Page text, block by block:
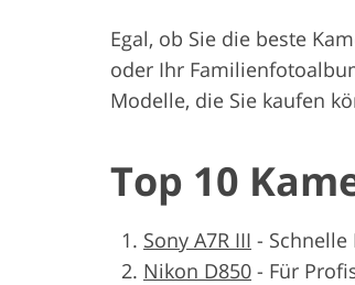
Egal, ob Sie die beste
oder Ihr
Modelle, die Sie kaufen
Top 10
Sony A7R III -
Nikon D850 - Für